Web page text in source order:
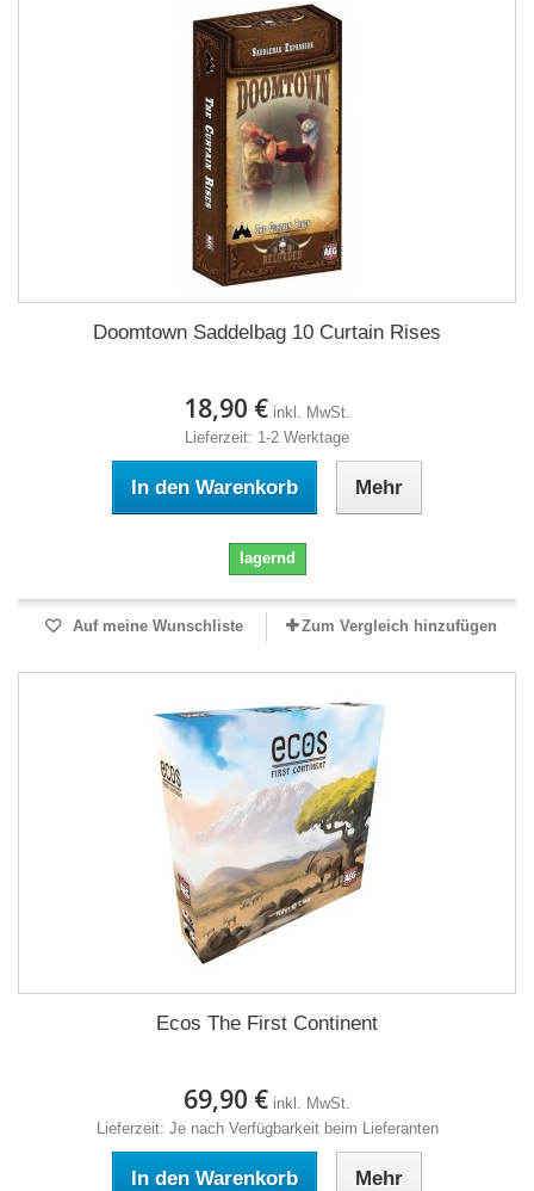
Doomtown Saddelbag 10 Curtain Rises
18,90 € inkl. MwSt.
Lieferzeit: 1-2 Werktage
In den Warenkorb Mehr
lagernd
Auf meine Wunschliste Zum Vergleich hinzufügen
Ecos The First Continent
69,90 € inkl. MwSt.
Lieferzeit: Je nach Verfügbarkeit beim Lieferanten
In den Warenkorb Mehr